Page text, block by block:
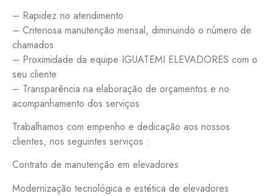
– Rapidez no atendimento
– Criteriosa manutenção mensal, diminuindo o número de
chamados
– Proximidade da equipe IGUATEMI ELEVADORES com o
seu cliente
– Transparência na elaboração de orçamentos e no
acompanhamento dos serviços
Trabalhamos com empenho e dedicação aos nossos
clientes, nos seguintes serviços :
Contrato de manutenção em elevadores
Modernização tecnológica e estética de elevadores